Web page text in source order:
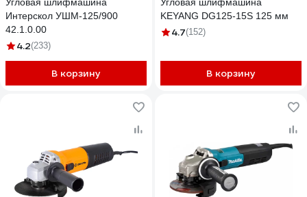
Интерскол УШМ-125/900
42.1.0.00
4.2(233)
В корзину
KEYANG DG125-15S 125 мм
4.7(152)
В корзину